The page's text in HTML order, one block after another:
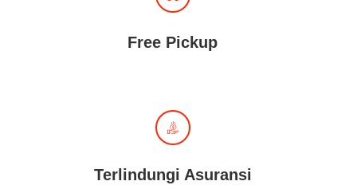
Free Pickup
Terlindungi Asuransi